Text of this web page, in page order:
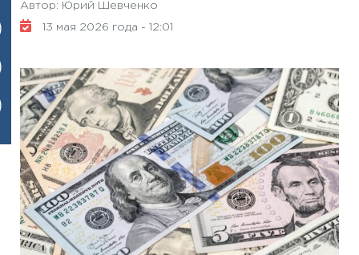
Автор: Юрий Шевченко
13 мая 2026 года - 12:01